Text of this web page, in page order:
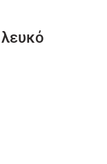
λευκό